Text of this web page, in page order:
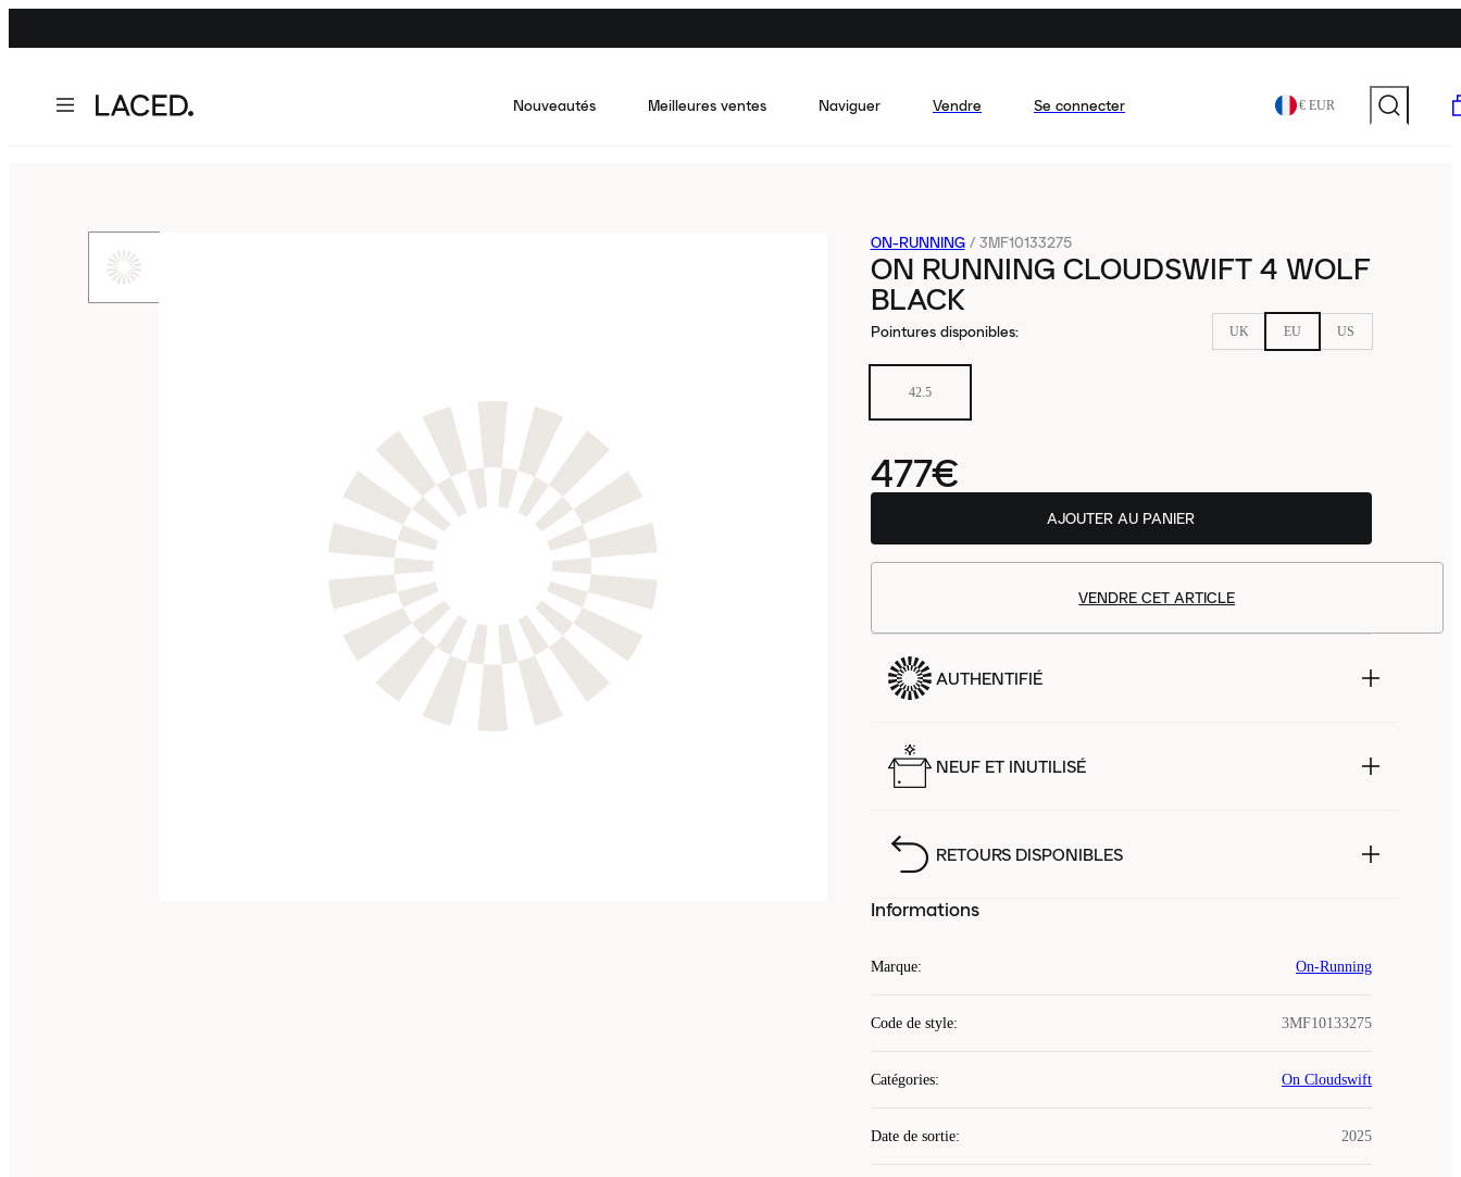
Nouveautés Meilleures ventes Naviguer Vendre Se connecter € EUR
ON-RUNNING / 3MF10133275
ON RUNNING CLOUDSWIFT 4 WOLF
BLACK
Pointures disponibles: UK EU US
42.5
477€
AJOUTER AU PANIER
VENDRE CET ARTICLE
AUTHENTIFIÉ
NEUF ET INUTILISÉ
RETOURS DISPONIBLES
Informations
Marque: On-Running
Code de style: 3MF10133275
Catégories: On Cloudswift
Date de sortie: 2025